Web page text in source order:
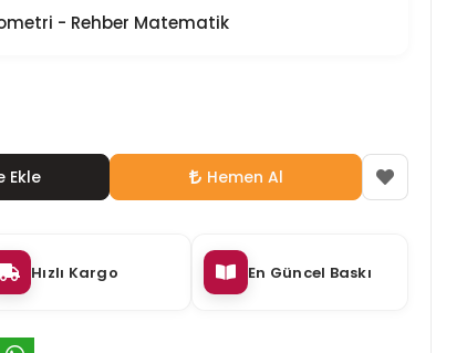
- Rehber Matematik
Ekle Hemen Al
Hızlı Kargo En Güncel Baskı